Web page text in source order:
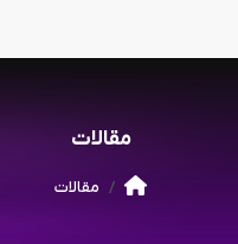
مقالات
مقالات